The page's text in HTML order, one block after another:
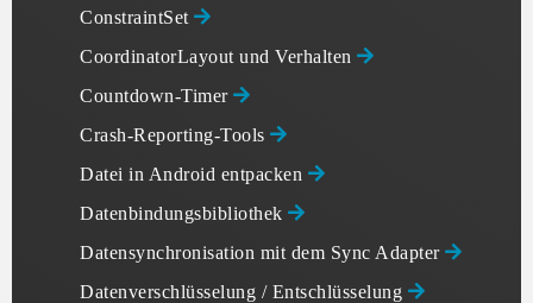
ConstraintSet
CoordinatorLayout und Verhalten
Countdown-Timer
Crash-Reporting-Tools
Datei in Android entpacken
Datenbindungsbibliothek
Datensynchronisation mit dem Sync Adapter
Datenverschlüsselung / Entschlüsselung